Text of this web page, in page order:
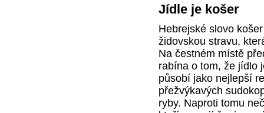
Jídle je košer
Hebrejské slovo
židovskou stravu,
Na čestném místě
rabína o tom, že jídlo
působí jako nejlepší
přežvýkavých
ryby. Naproti tomu